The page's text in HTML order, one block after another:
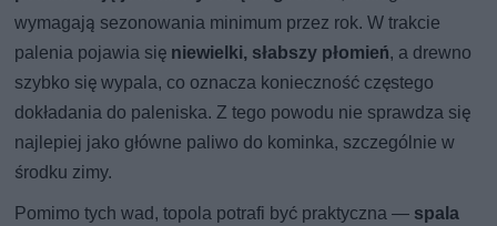
wymagają sezonowania minimum przez rok. W trakcie
palenia pojawia się niewielki, słabszy płomień, a drewno
szybko się wypala, co oznacza konieczność częstego
dokładania do paleniska. Z tego powodu nie sprawdza się
najlepiej jako główne paliwo do kominka, szczególnie w
środku zimy.
Pomimo tych wad, topola potrafi być praktyczna — spala